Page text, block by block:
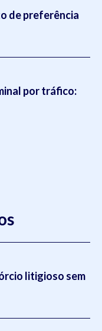
de preferência
por tráfico:
litigioso sem